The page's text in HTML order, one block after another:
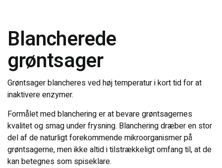
Blancherede
grøntsager
Grøntsager blancheres ved høj temperatur i kort tid for at
inaktivere enzymer.
Formålet med blanchering er at bevare grøntsagernes
kvalitet og smag under frysning. Blanchering dræber en stor
del af de naturligt forekommende mikroorganismer på
grøntsagerne, men ikke altid i tilstrækkeligt omfang til, at de
kan betegnes som spiseklare.